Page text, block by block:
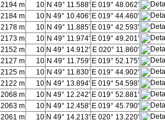
2194 m 10 N 49° 11.588' E 019° 48.062'
2184 m 10 N 49° 10.406' E 019° 44.460'
2178 m 10 N 49° 11.885' E 019° 42.593'
2173 m 10 N 49° 11.974' E 019° 49.201'
2152 m 10 N 49° 14.912' E 020° 11.860'
2127 m 10 N 49° 11.759' E 019° 52.175'
2125 m 10 N 49° 11.830' E 019° 44.902'
2122 m 10 N 49° 13.894' E 019° 54.598'
2068 m 10 N 49° 12.242' E 019° 52.881'
2063 m 10 N 49° 12.458' E 019° 45.790'
2061 m 10 N 49° 14.213' E 020° 13.220'